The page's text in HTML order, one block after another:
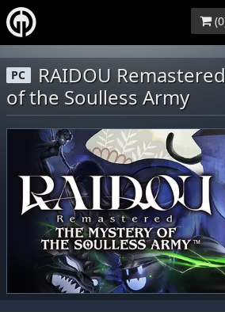
(0
PC
RAIDOU
of the Soulless Army